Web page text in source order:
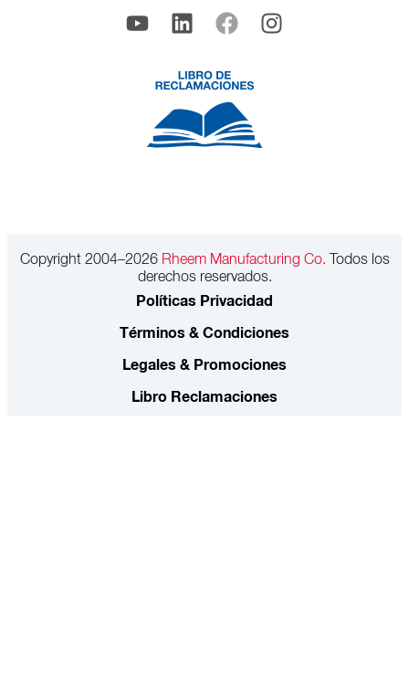
Copyright 2004–2026Rheem Manufacturing Co. Todos los
derechos reservados.
Políticas Privacidad
Términos & Condiciones
Legales & Promociones
Libro Reclamaciones